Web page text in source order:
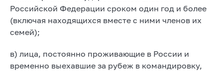
Российской Федерации сроком один год и более
(включая находящихся вместе с ними членов их
семей);
в) лица, постоянно проживающие в России и
временно выехавшие за рубеж в командировку,